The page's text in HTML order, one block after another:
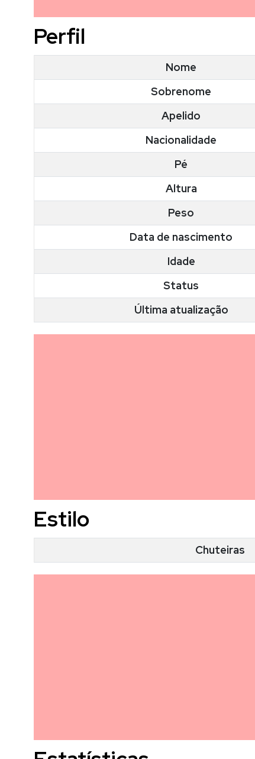
Perfil
Nome
Sobrenome
Apelido
Nacionalidade
Pé
Altura
Peso
Data de nascimento
Idade
Status
Última atualização
Estilo
Chuteiras